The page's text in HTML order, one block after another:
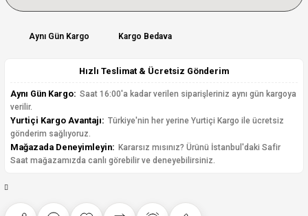
Aynı Gün Kargo Kargo Bedava
Hızlı Teslimat & Ücretsiz Gönderim
Aynı Gün Kargo: Saat 16:00'a kadar verilen siparişleriniz aynı gün kargoya
verilir.
Yurtiçi Kargo Avantajı: Türkiye'nin her yerine Yurtiçi Kargo ile ücretsiz
gönderim sağlıyoruz.
Mağazada Deneyimleyin: Kararsız mısınız? Ürünü İstanbul'daki Safir
Saat mağazamızda canlı görebilir ve deneyebilirsiniz.